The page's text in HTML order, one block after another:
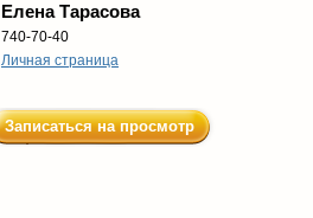
Елена Тарасова
740-70-40
Личная страница
Записаться на просмотр